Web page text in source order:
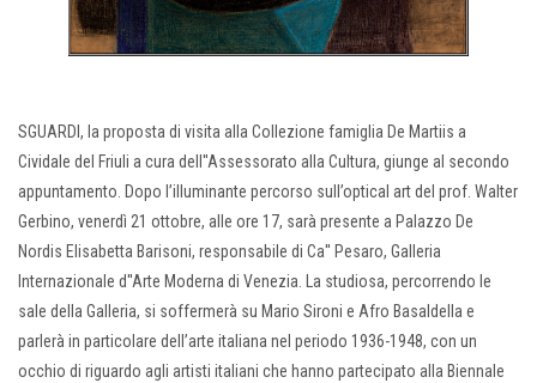
SGUARDI, la proposta di visita alla Collezione famiglia De Martiis a
Cividale del Friuli a cura dell''Assessorato alla Cultura, giunge al secondo
appuntamento. Dopo l’illuminante percorso sull’optical art del prof. Walter
Gerbino, venerdì 21 ottobre, alle ore 17, sarà presente a Palazzo De
Nordis Elisabetta Barisoni, responsabile di Ca'' Pesaro, Galleria
Internazionale d''Arte Moderna di Venezia. La studiosa, percorrendo le
sale della Galleria, si soffermerà su Mario Sironi e Afro Basaldella e
parlerà in particolare dell’arte italiana nel periodo 1936-1948, con un
occhio di riguardo agli artisti italiani che hanno partecipato alla Biennale